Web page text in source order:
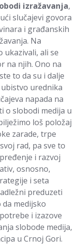
izražavanja,
slučajevi govora
i građanskih
Na
ukazivali, ali se
na njih. Ono na
to da su i dalje
urednika
napada na
o slobodi medija u
loš položaj
zarade, trpe
rad, pa sve to
i razvoj
osnosno,
i seta
preduzeti
medijsko
i izazove
slobode medija,
u Crnoj Gori.